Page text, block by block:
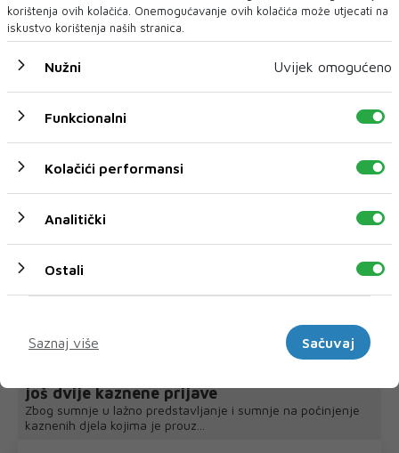
NAJČITANIJE
U CILJU ZAŠTITE IMOVINE, ZAKONITOSTI POSLOVANJA I
INTERESA PODUZEĆA
još dvije kaznene prijave
Zbog sumnje u lažno predstavljanje i sumnje na počinjenje
kaznenih djela kojima je prouz...
korištenja ovih kolačića. Onemogućavanje ovih kolačića može utjecati na
iskustvo korištenja naših stranica.
Nužni Uvijek omogućeno
Funkcionalni
Kolačići performansi
Analitički
Ostali
Saznaj više
Sačuvaj